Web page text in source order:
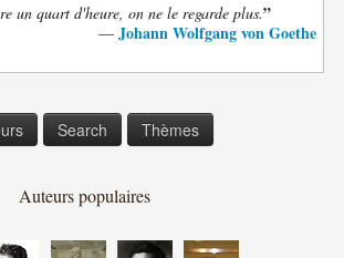
un quart d'heure, on ne le regarde plus.”
— Johann Wolfgang von Goethe
Search Thèmes
Auteurs populaires